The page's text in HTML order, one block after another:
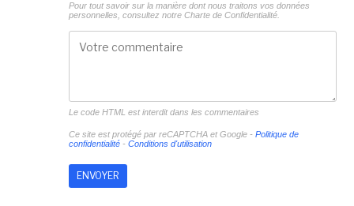
Pour tout savoir sur la manière dont nous traitons vos données
personnelles, consultez notre Charte de Confidentialité.
Le code HTML est interdit dans les commentaires
Ce site est protégé par reCAPTCHA et Google - Politique de
confidentialité- Conditions d'utilisation